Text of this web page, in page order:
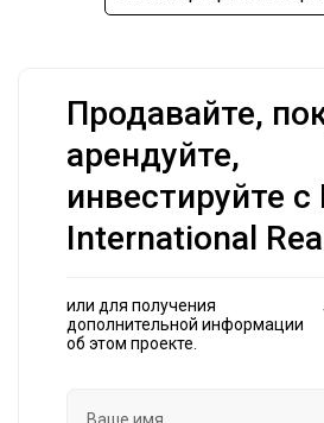
Продавайте,
арендуйте,
инвестируйте с
International
или для получения
дополнительной информации
об этом проекте.